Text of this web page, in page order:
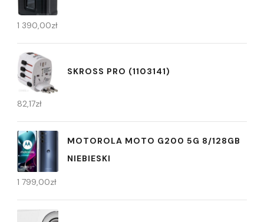
1 390,00zł
SKROSS PRO (1103141)
82,17zł
MOTOROLA MOTO G200 5G 8/128GB
NIEBIESKI
1 799,00zł